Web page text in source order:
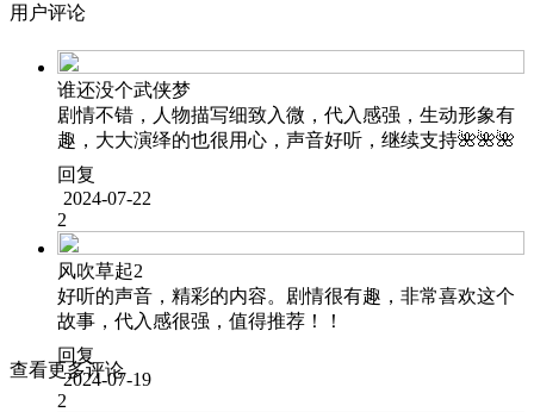
用户评论
谁还没个武侠梦
剧情不错，人物描写细致入微，代入感强，生动形象有
趣，大大演绎的也很用心，声音好听，继续支持🌺🌺🌺
回复
2024-07-22
2
风吹草起2
好听的声音，精彩的内容。剧情很有趣，非常喜欢这个
故事，代入感很强，值得推荐！！
回复
2024-07-19
2
查看更多评论